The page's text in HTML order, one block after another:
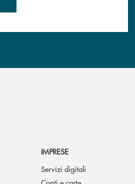
IMPRESE
Servizi digitali